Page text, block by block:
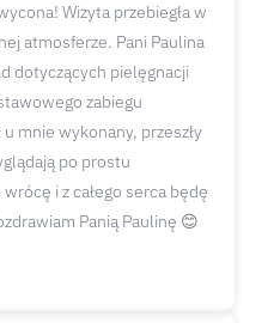
Wizyta przebiegła w
atmosferze. Pani Paulina
dotyczących pielęgnacji
zabiegu
mnie wykonany, przeszły
po prostu
i z całego serca będę
Panią Paulinę 😊